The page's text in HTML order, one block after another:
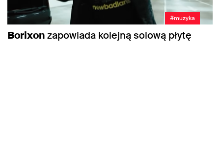
#muzyka
Borixonzapowiada kolejną solową płytę